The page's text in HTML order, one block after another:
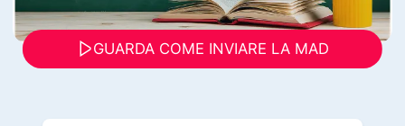
GUARDA COME INVIARE LA MAD